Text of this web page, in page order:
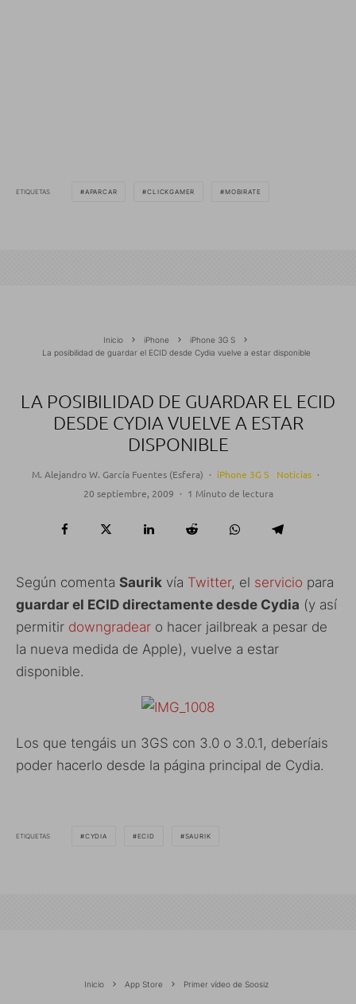
ETIQUETAS APARCAR CLICKGAMER MOBIRATE
Inicio iPhone
iPhone 3G S
La posibilidad de guardar el ECID desde Cydia vuelve a estar disponible
LA POSIBILIDAD DE GUARDAR EL ECID
DESDE CYDIA VUELVE A ESTAR
DISPONIBLE
M. Alejandro W. García Fuentes (Esfera) · iPhone 3G S Noticias ·
20 septiembre, 2009 · 1 Minuto de lectura
Según comenta Saurik vía Twitter, el servicio para
guardar el ECID directamente desde Cydia (y así
permitir downgradear o hacer jailbreak a pesar de
la nueva medida de Apple), vuelve a estar
disponible.
Los que tengáis un 3GS con 3.0 o 3.0.1, deberíais
poder hacerlo desde la página principal de Cydia.
ETIQUETAS CYDIA ECID SAURIK
Inicio App Store Primer vídeo de Soosiz